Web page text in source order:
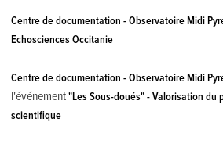
Centre de documentation - Observatoire Midi
Echosciences Occitanie
Centre de documentation - Observatoire Midi
l'événement"Les Sous-doués" - Valorisation du
scientifique